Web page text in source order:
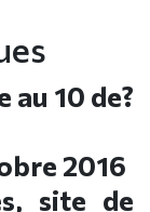
10 de?
2016
site de